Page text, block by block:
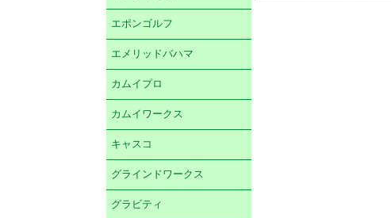
エポンゴルフ
エメリッドバハマ
カムイプロ
カムイワークス
キャスコ
グラインドワークス
グラビティ